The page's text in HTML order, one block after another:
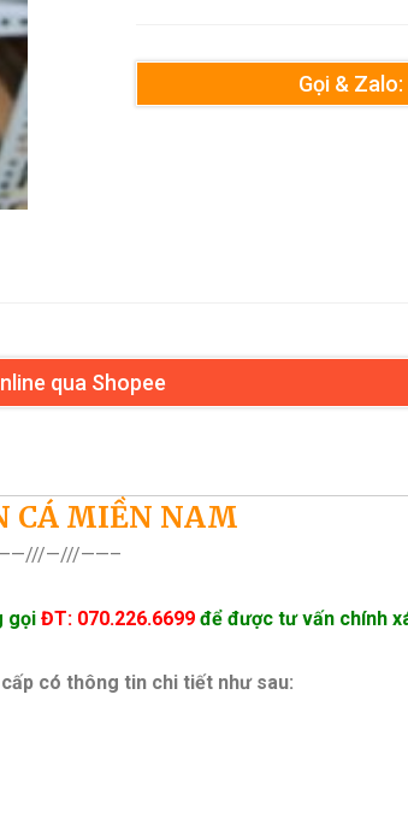
Gọi &
qua Shopee
CÁ MIỀN NAM
—///——–
gọi ĐT: 070.226.6699 để được tư vấn chính
có thông tin chi tiết như sau: